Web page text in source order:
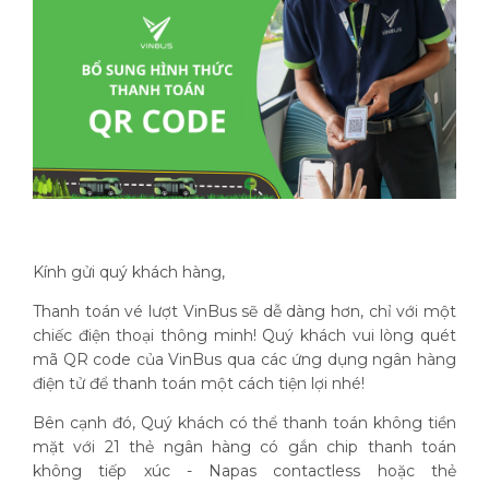
Kính gửi quý khách hàng,
Thanh toán vé lượt VinBus sẽ dễ dàng hơn, chỉ với một
chiếc điện thoại thông minh! Quý khách vui lòng quét
mã QR code của VinBus qua các ứng dụng ngân hàng
điện tử để thanh toán một cách tiện lợi nhé!
Bên cạnh đó, Quý khách có thể thanh toán không tiền
mặt với 21 thẻ ngân hàng có gắn chip thanh toán
không tiếp xúc - Napas contactless hoặc thẻ